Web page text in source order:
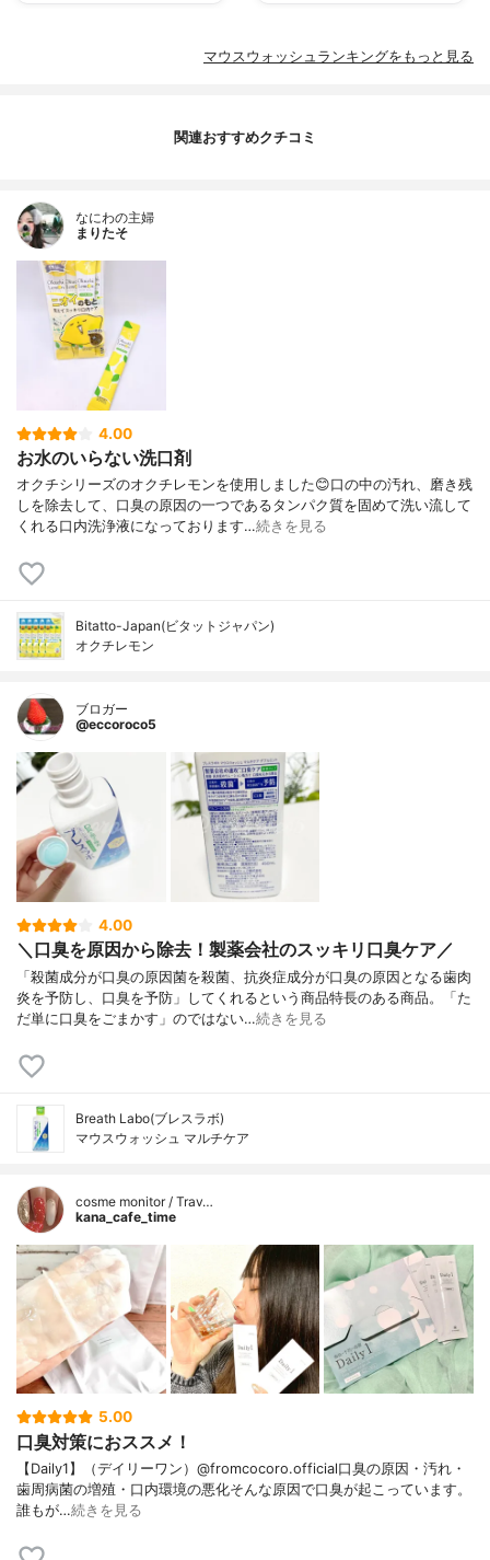
マウスウォッシュランキングをもっと見る
関連おすすめクチコミ
なにわの主婦
まりたそ
4.00
お水のいらない洗口剤
オクチシリーズのオクチレモンを使用しました😊口の中の汚れ、磨き残
しを除去して、口臭の原因の一つであるタンパク質を固めて洗い流して
くれる口内洗浄液になっております…続きを見る
Bitatto-Japan(ビタットジャパン)
オクチレモン
ブロガー
@eccoroco5
4.00
＼口臭を原因から除去！製薬会社のスッキリ口臭ケア／
「殺菌成分が口臭の原因菌を殺菌、抗炎症成分が口臭の原因となる歯肉
炎を予防し、口臭を予防」してくれるという商品特長のある商品。「た
だ単に口臭をごまかす」のではない…続きを見る
Breath Labo(ブレスラボ)
マウスウォッシュ マルチケア
cosme monitor / Trav…
kana_cafe_time
5.00
口臭対策におススメ！
【Daily1】（デイリーワン）@fromcocoro.official口臭の原因・汚れ・
歯周病菌の増殖・口内環境の悪化そんな原因で口臭が起こっています。
誰もが…続きを見る